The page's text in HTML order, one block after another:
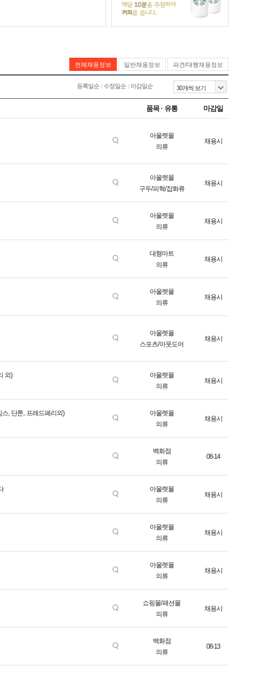
전체채용정보 일반채용정보 파견/대행채용정보
등록일순 수정일순 마감일순
품목 · 유통 마감일
아울렛몰
의류
채용시
아울렛몰
구두/피혁/잡화류
채용시
아울렛몰
의류
채용시
대형마트
의류
채용시
아울렛몰
의류
채용시
아울렛몰
스포츠/아웃도어
채용시
외)
아울렛몰
의류
채용시
, 단톤, 프레드페리외)
아울렛몰
의류
채용시
백화점
의류
08-14
아울렛몰
의류
채용시
아울렛몰
의류
채용시
아울렛몰
의류
채용시
쇼핑몰/패션몰
의류
채용시
백화점
의류
08-13